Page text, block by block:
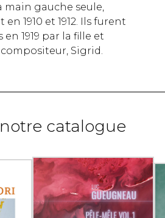
gauche seule,
1910 et 1912. Ils furent
1919 par la fille et
Sigrid.
catalogue